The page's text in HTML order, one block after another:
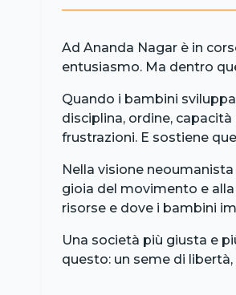
Ad Ananda Nagar è in
entusiasmo. Ma dentro
Quando i bambini
disciplina, ordine,
frustrazioni. E sostiene
Nella visione
gioia del movimento e
risorse e dove i bambini
Una società più giusta e
questo: un seme di